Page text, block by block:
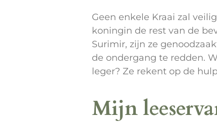
Geen enkele Kraai zal
koningin de rest van de
Surimir, zijn ze
de ondergang te redden.
leger? Ze rekent op de
Mijn